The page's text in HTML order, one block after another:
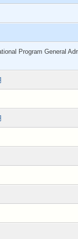
Program General